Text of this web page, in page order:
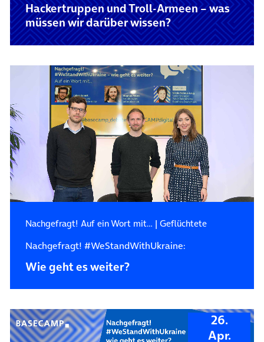
Hackertruppen und Troll-Armeen – was
müssen wir darüber wissen?
Nachgefragt! Auf ein Wort mit… | Geflüchtete
Nachgefragt! #WeStandWithUkraine:
Wie geht es weiter?
26.
Apr.